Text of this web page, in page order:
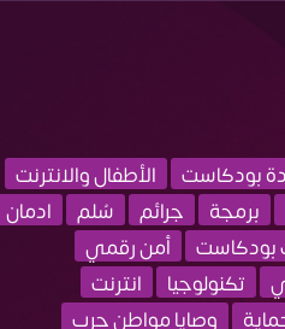
بودكاست
الأطفال والانترنت
برمجة جرائم سُلم
ادمان
بودكاست
أمن رقمي
تكنولوجيا
انترنت
وصايا مواطن حرب